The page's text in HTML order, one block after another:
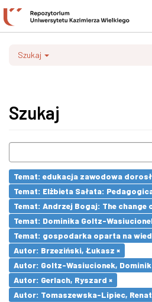
Szukaj
Szukaj
Temat: edukacja zawodowa
Temat: Elżbieta Sałata:
Temat: Andrzej Bogaj: The
Temat: Dominika Goltz-
Temat: gospodarka oparta na
Autor: Brzeziński, Łukasz ×
Autor: Goltz-Wasiucionek,
Autor: Gerlach, Ryszard ×
Autor: Tomaszewska-Lipiec,